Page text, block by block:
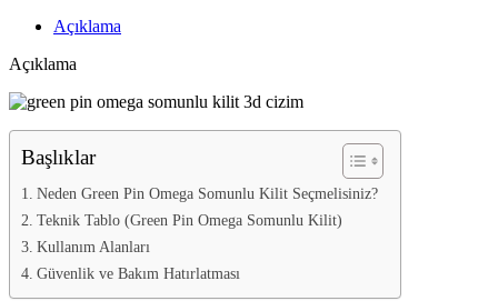
Açıklama
Açıklama
Başlıklar
Neden Green Pin Omega Somunlu Kilit Seçmelisiniz?
Teknik Tablo (Green Pin Omega Somunlu Kilit)
Kullanım Alanları
Güvenlik ve Bakım Hatırlatması